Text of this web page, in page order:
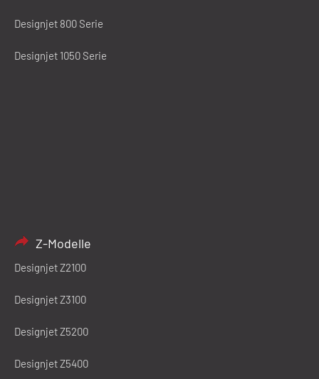
Designjet 800 Serie
Designjet 1050 Serie
Z-Modelle
Designjet Z2100
Designjet Z3100
Designjet Z5200
Designjet Z5400